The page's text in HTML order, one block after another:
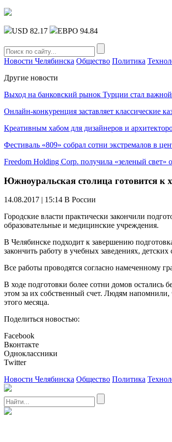
USD 82.17 ЕВРО 94.84
Новости Челябинска Общество Политика
Другие новости
Выход на банковский рынок Турции стал
Онлайн-конкуренция заставляет классические
Креативным хабом для дизайнеров и
Фестиваль «809» собрал сотни экстремалов в
Freedom Holding Corp. получила «зеленый свет»
Южноуральская столица готовится к
14.08.2017 | 15:14 В России
Городские власти практически закончили
образовательные и медицинские учреждения.
В Челябинске подходит к завершению
закончить работу в учебных заведениях,
Все работы проводятся согласно намеченному
В ходе подготовки более сотни домов остались
этом за их собственный счет. Людям
этого месяца.
Поделиться новостью:
Facebook
Вконтакте
Одноклассники
Twitter
Новости Челябинска Общество Политика